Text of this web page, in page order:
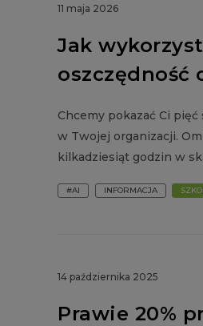
11 maja 2026
Jak
oszczędność
Chcemy pokazać Ci
w Twojej organizacji.
kilkadziesiąt godzin w
#AI INFORMACJA
14 października 2025
Prawie 20%